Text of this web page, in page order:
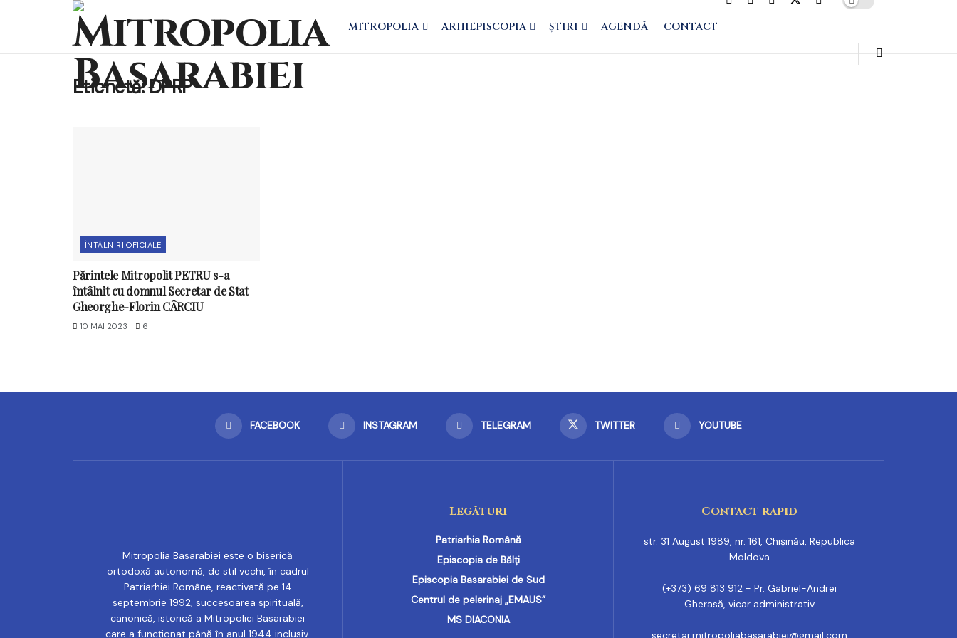
MITROPOLIA ARHIEPISCOPIA ȘTIRI AGENDĂ CONTACT
Etichetă:DPRP
ÎNTÂLNIRI OFICIALE
Părintele Mitropolit PETRU s-a
întâlnit cu domnul Secretar de Stat
Gheorghe-Florin CÂRCIU
10 MAI 2023 6
FACEBOOK INSTAGRAM TELEGRAM TWITTER YOUTUBE
Mitropolia Basarabiei este o biserică
ortodoxă autonomă, de stil vechi, în cadrul
Patriarhiei Române, reactivată pe 14
septembrie 1992, succesoarea spirituală,
canonică, istorică a Mitropoliei Basarabiei
care a funcționat până în anul 1944 inclusiv.
Legături
Patriarhia Română
Episcopia de Bălți
Episcopia Basarabiei de Sud
Centrul de pelerinaj „EMAUS”
MS DIACONIA
Contact rapid
str. 31 August 1989, nr. 161, Chișinău, Republica
Moldova
(+373) 69 813 912 - Pr. Gabriel-Andrei
Gherasă, vicar administrativ
secretar.mitropoliabasarabiei@gmail.com